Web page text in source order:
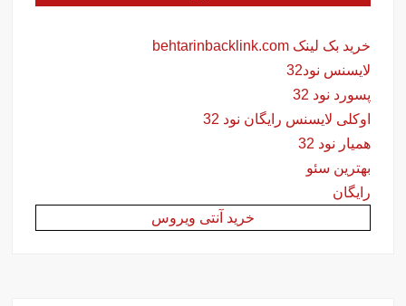
خرید بک لینک behtarinbacklink.com
لایسنس نود32
پسورد نود 32
اوکلی لایسنس رایگان نود 32
همیار نود 32
بهترین سئو
رایگان
خرید آنتی ویروس